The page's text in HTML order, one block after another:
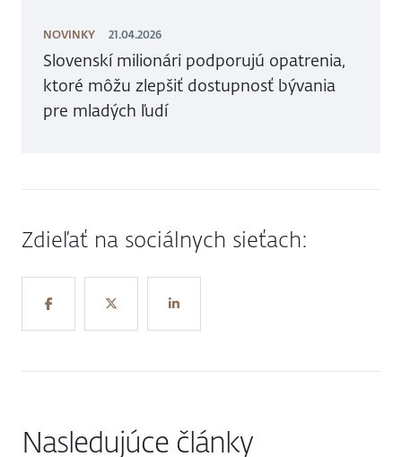
NOVINKY 21.04.2026
Slovenskí milionári podporujú opatrenia,
ktoré môžu zlepšiť dostupnosť bývania
pre mladých ľudí
Zdieľať na sociálnych sieťach:
Nasledujúce články